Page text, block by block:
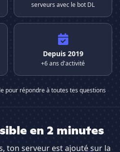
serveurs avec le bot DL
Depuis 2019
+6 ans d'activité
pour répondre à toutes tes questions
en 2 minutes
ton serveur est ajouté sur la